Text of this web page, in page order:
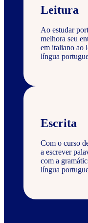
Leitura
Ao estudar
melhora seu
em italiano ao
língua
Escrita
Com o curso
a escrever
com a
língua